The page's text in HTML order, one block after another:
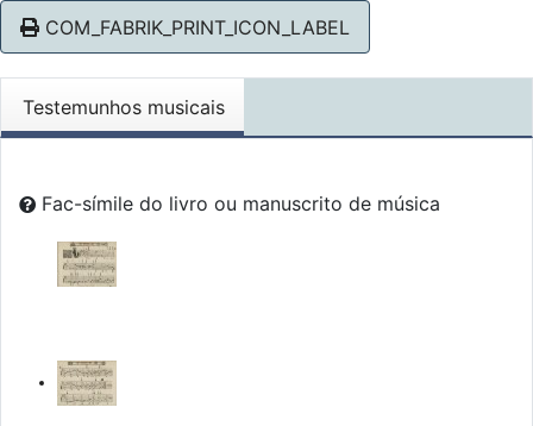
COM_FABRIK_PRINT_ICON_LABEL
Testemunhos musicais
Fac-símile do livro ou manuscrito de música